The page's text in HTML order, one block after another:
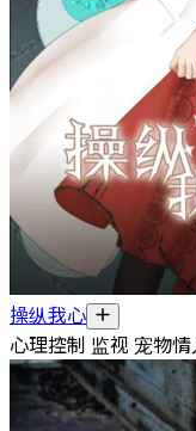
操纵我心
心理控制 监视 宠物情